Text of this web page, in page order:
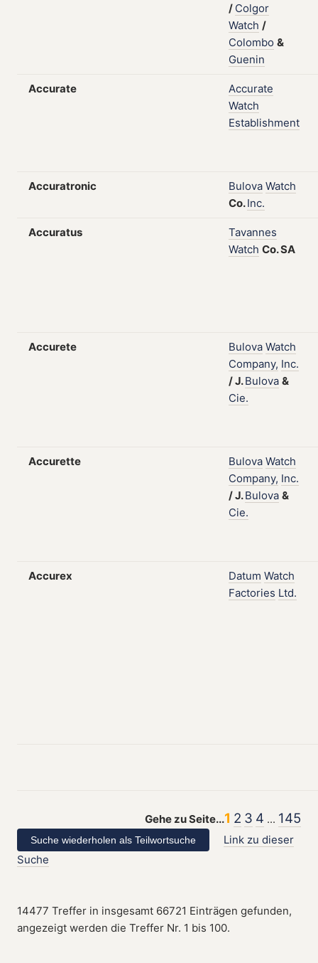
/ Colgor
Watch /
Colombo &
Guenin
Accurate
Accurate
Watch
Establishment
Accuratronic Bulova Watch
Co.Inc.
Accuratus
Tavannes
Watch Co.SA
Accurete Bulova Watch
Company, Inc.
/J.Bulova &
Cie.
Accurette Bulova Watch
Company, Inc.
/J.Bulova &
Cie.
Accurex Datum Watch
Factories Ltd.
Gehe zu Seite...1 2 3 4 ... 145
Link zu dieser
Suche
14477 Treffer in insgesamt 66721 Einträgen gefunden,
angezeigt werden die Treffer Nr. 1 bis 100.